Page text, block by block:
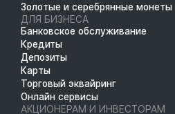
Золотые и серебрянные монеты
ДЛЯ БИЗНЕСА
Банковское обслуживание
Кредиты
Депозиты
Карты
Торговый эквайринг
Онлайн сервисы
АКЦИОНЕРАМ И ИНВЕСТОРАМ